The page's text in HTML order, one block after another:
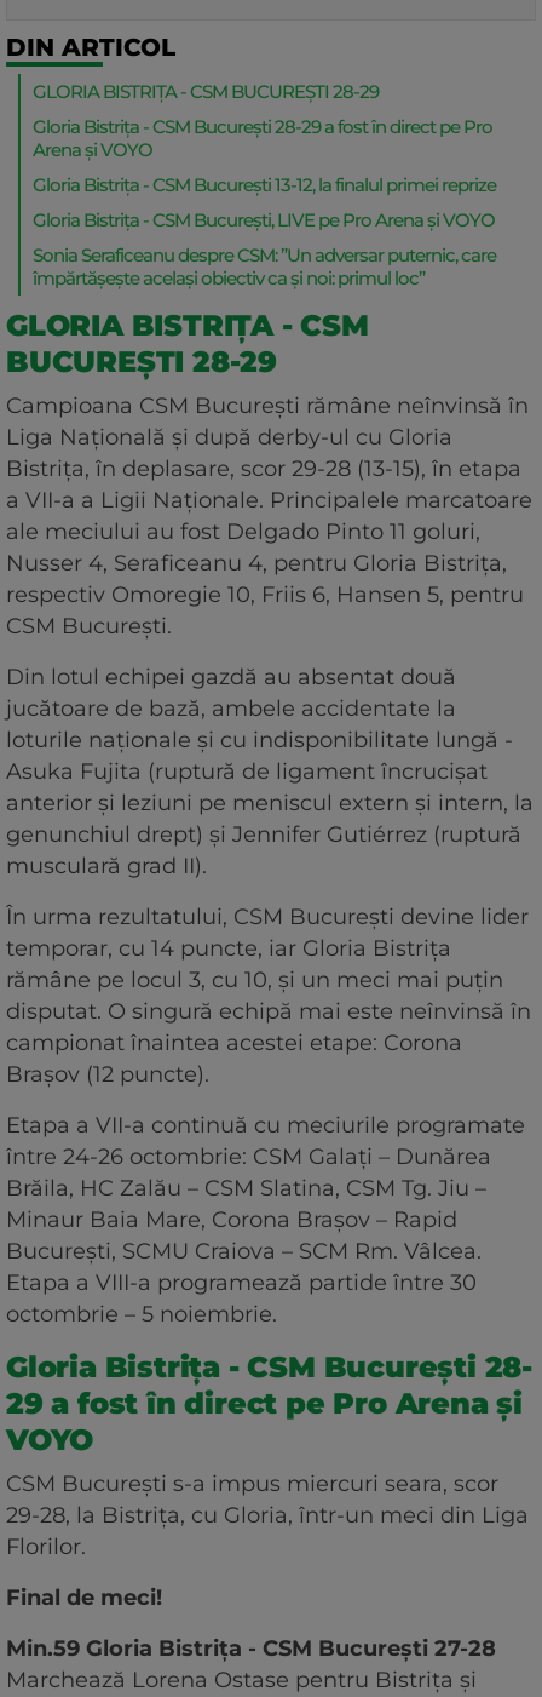
DIN ARTICOL
GLORIA BISTRIȚA - CSM BUCUREȘTI 28-29
Gloria Bistrița - CSM București 28-29 a fost în direct pe Pro
Arena și VOYO
Gloria Bistrița - CSM București 13-12, la finalul primei reprize
Gloria Bistrița - CSM București, LIVE pe Pro Arena și VOYO
Sonia Seraficeanu despre CSM: ”Un adversar puternic, care
împărtășește același obiectiv ca și noi: primul loc”
GLORIA BISTRIȚA - CSM
BUCUREȘTI 28-29
Campioana CSM Bucureşti rămâne neînvinsă în
Liga Naţională şi după derby-ul cu Gloria
Bistriţa, în deplasare, scor 29-28 (13-15), în etapa
a VII-a a Ligii Naţionale. Principalele marcatoare
ale meciului au fost Delgado Pinto 11 goluri,
Nusser 4, Seraficeanu 4, pentru Gloria Bistriţa,
respectiv Omoregie 10, Friis 6, Hansen 5, pentru
CSM Bucureşti.
Din lotul echipei gazdă au absentat două
jucătoare de bază, ambele accidentate la
loturile naţionale şi cu indisponibilitate lungă -
Asuka Fujita (ruptură de ligament încrucişat
anterior şi leziuni pe meniscul extern şi intern, la
genunchiul drept) şi Jennifer Gutiérrez (ruptură
musculară grad II).
În urma rezultatului, CSM Bucureşti devine lider
temporar, cu 14 puncte, iar Gloria Bistriţa
rămâne pe locul 3, cu 10, şi un meci mai puţin
disputat. O singură echipă mai este neînvinsă în
campionat înaintea acestei etape: Corona
Braşov (12 puncte).
Etapa a VII-a continuă cu meciurile programate
între 24-26 octombrie: CSM Galaţi – Dunărea
Brăila, HC Zalău – CSM Slatina, CSM Tg. Jiu –
Minaur Baia Mare, Corona Braşov – Rapid
Bucureşti, SCMU Craiova – SCM Rm. Vâlcea.
Etapa a VIII-a programează partide între 30
octombrie – 5 noiembrie.
Gloria Bistrița - CSM București 28-
29 a fost în direct pe Pro Arena și
VOYO
CSM București s-a impus miercuri seara, scor
29-28, la Bistrița, cu Gloria, într-un meci din Liga
Florilor.
Final de meci!
Min.59 Gloria Bistrița - CSM București 27-28
Marchează Lorena Ostase pentru Bistrița și